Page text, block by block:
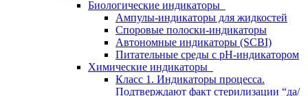
Биологические индикаторы
Ампулы-индикаторы для жидкостей
Споровые полоски-индикаторы
Автономные индикаторы (SCBI)
Питательные среды с рН-индикатором
Химические индикаторы
Класс 1. Индикаторы процесса.
Подтверждают факт стерилизации “да/